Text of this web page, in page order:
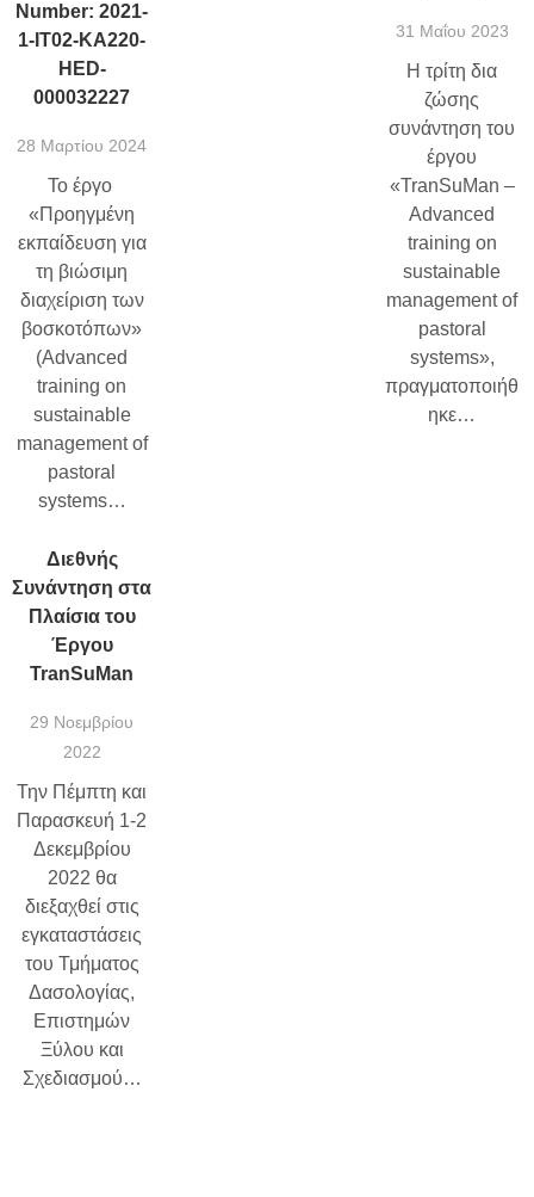
Number: 2021-
1-IT02-KA220-
HED-
000032227
28 Μαρτίου 2024
Το έργο
«Προηγμένη
εκπαίδευση για
τη βιώσιμη
διαχείριση των
βοσκοτόπων»
(Advanced
training on
sustainable
management of
pastoral
systems…
31 Μαΐου 2023
Η τρίτη δια
ζώσης
συνάντηση του
έργου
«TranSuMan –
Advanced
training on
sustainable
management of
pastoral
systems»,
πραγματοποιήθ
ηκε…
Διεθνής
Συνάντηση στα
Πλαίσια του
Έργου
TranSuMan
29 Νοεμβρίου
2022
Την Πέμπτη και
Παρασκευή 1-2
Δεκεμβρίου
2022 θα
διεξαχθεί στις
εγκαταστάσεις
του Τμήματος
Δασολογίας,
Επιστημών
Ξύλου και
Σχεδιασμού…